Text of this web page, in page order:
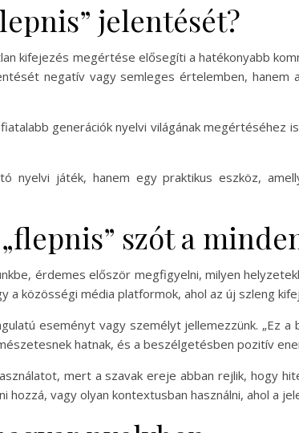
jelentését?
kifejezés megértése elősegíti a hatékonyabb
negatív vagy semleges értelemben, hanem
generációk nyelvi világának megértéséhez
nyelvi játék, hanem egy praktikus eszköz,
szót a
érdemes először megfigyelni, milyen
a közösségi média platformok, ahol az új szleng
eseményt vagy személyt jellemezzünk. „Ez
hatnak, és a beszélgetésben pozitív
mert a szavak ereje abban rejlik, hogy
vagy olyan kontextusban használni, ahol a